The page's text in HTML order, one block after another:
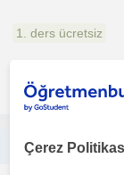
1. ders ücretsiz
Çerez